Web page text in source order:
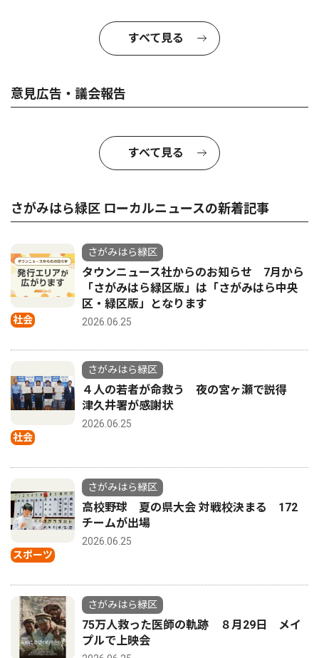
すべて見る
意見広告・議会報告
すべて見る
さがみはら緑区 ローカルニュースの新着記事
社会
さがみはら緑区
タウンニュース社からのお知らせ 7月から
「さがみはら緑区版」は「さがみはら中央
区・緑区版」となります
2026.06.25
社会
さがみはら緑区
４人の若者が命救う 夜の宮ヶ瀬で説得
津久井署が感謝状
2026.06.25
スポーツ
さがみはら緑区
高校野球 夏の県大会 対戦校決まる 172
チームが出場
2026.06.25
さがみはら緑区
75万人救った医師の軌跡 ８月29日 メイ
プルで上映会